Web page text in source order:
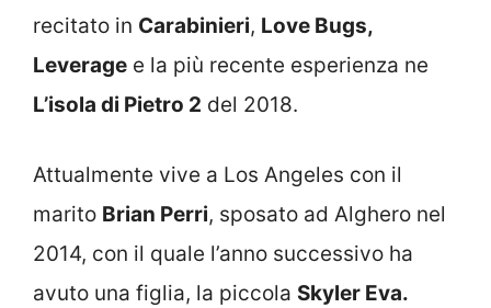
recitato in Carabinieri, Love Bugs,
Leverage e la più recente esperienza ne
L’isola di Pietro 2 del 2018.
Attualmente vive a Los Angeles con il
marito Brian Perri, sposato ad Alghero nel
2014, con il quale l’anno successivo ha
avuto una figlia, la piccola Skyler Eva.